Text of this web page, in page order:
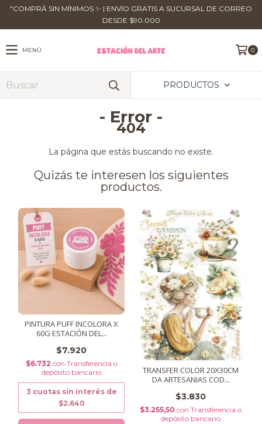
​"COMPRÁ SIN MÍNIMOS ✨ | ENVÍO GRATIS A SUCURSAL DE CORREO
DESDE $90.000
MENÚ 0
PRODUCTOS
- Error -
404
La página que estás buscando no existe.
Quizás te interesen los siguientes
productos.
PINTURA PUFF INCOLORA X
60G ESTACIÓN DEL...
$7.920
$6.732 con Transferencia o
depósito bancario
3 cuotas sin interés de
$2.640
TRANSFER COLOR 20X30CM
DA ARTESANIAS COD...
$3.830
$3.255,50 con Transferencia o
depósito bancario